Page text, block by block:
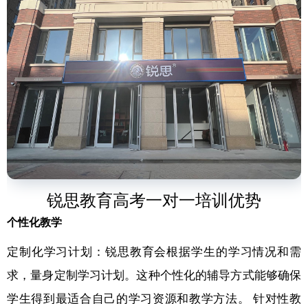
锐思教育高考一对一培训优势
个性化教学
定制化学习计划：锐思教育会根据学生的学习情况和需
求，量身定制学习计划。这种个性化的辅导方式能够确保
学生得到最适合自己的学习资源和教学方法。 针对性教